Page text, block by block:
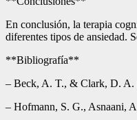
En conclusión, la terapia
diferentes tipos de ansiedad.
**Bibliografía**
– Beck, A. T., & Clark, D. A.
– Hofmann, S. G., Asnaani,